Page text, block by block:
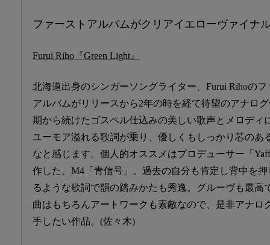
ファーストアルバムがクリアイエローヴァイナ
Furui Riho『Green Light』
北海道出身のシンガーソングライター、Furui Rihoのフ
アルバムがリリースから2年の時を経て待望のアナロ
期から続けたゴスペル仕込みの美しい歌声とメロディ
ユーモア溢れる歌詞が乗り、優しくもしっかり芯のあ
なと感じます。個人的オススメはプロデューサー「
作した、M4「青信号」。過去の自分も肯定し背中を
るような歌詞で韻の踏みかたも秀逸。グルーヴも最高
曲はもちろんアートワークも素敵なので、是非アナロ
手したい作品。(佐々木)